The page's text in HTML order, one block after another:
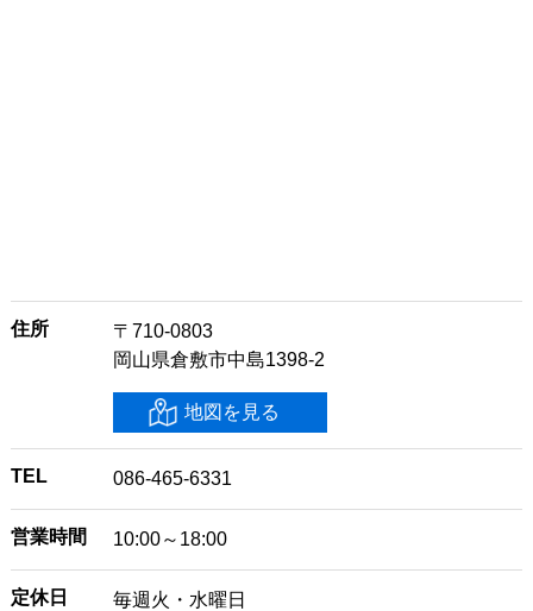
住所
〒710-0803
岡山県倉敷市中島1398-2
地図を見る
TEL 086-465-6331
営業時間 10:00～18:00
定休日
毎週火・水曜日